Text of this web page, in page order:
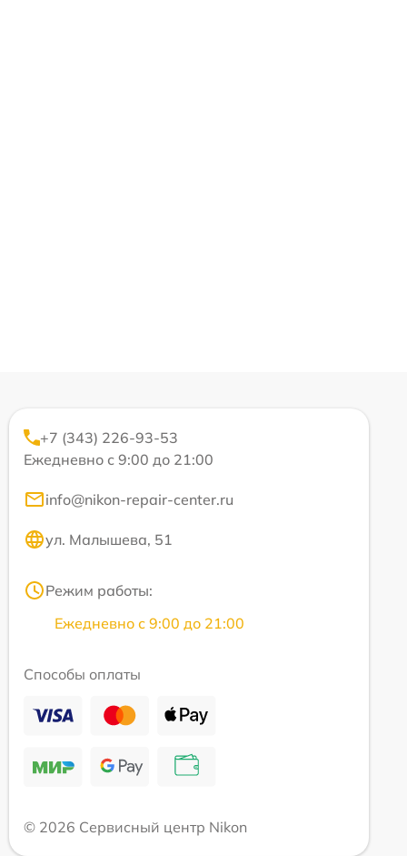
+7 (343) 226-93-53
Ежедневно с 9:00 до 21:00
info@nikon-repair-center.ru
ул. Малышева, 51
Режим работы:
Ежедневно с 9:00 до 21:00
Способы оплаты
© 2026 Сервисный центр Nikon